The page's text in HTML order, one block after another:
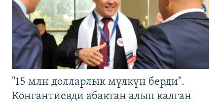
"15 млн долларлык мүлкүн берди".
Конгантиевди абактан алып калган